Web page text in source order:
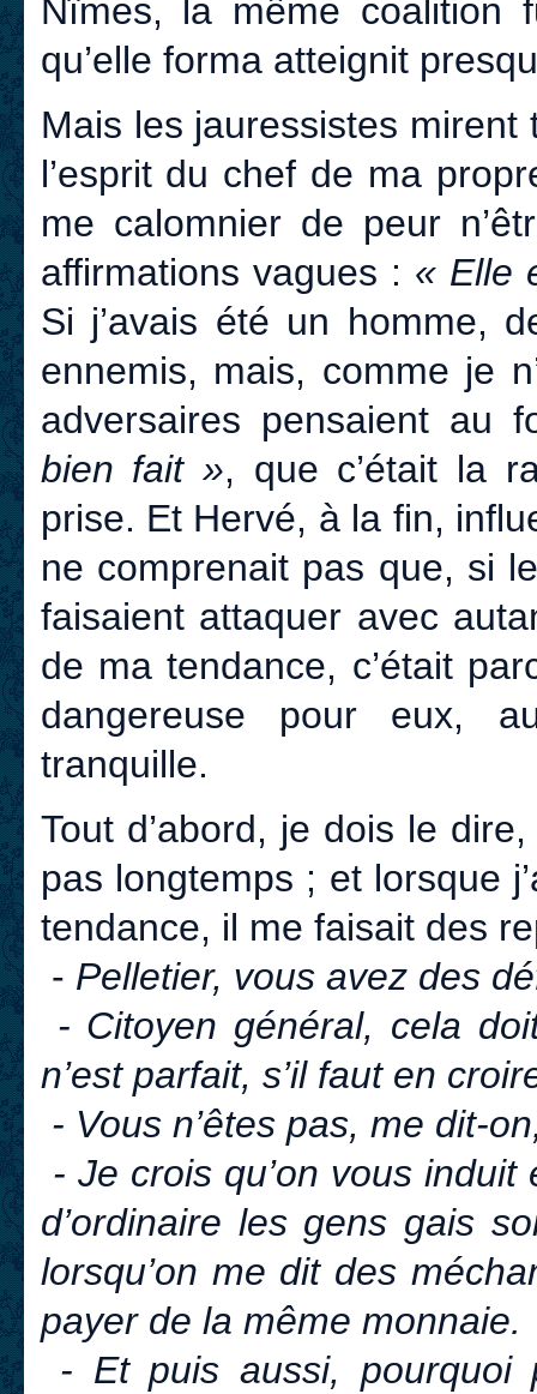
Nîmes, la même coalition
qu’elle forma atteignit
Mais les jauressistes
l’esprit du chef de ma
me calomnier de peur
affirmations vagues : « Elle
Si j’avais été un homme,
ennemis, mais, comme je
adversaires pensaient au
bien fait », que c’était la
prise. Et Hervé, à la fin,
ne comprenait pas que, si
faisaient attaquer avec
de ma tendance, c’était
dangereuse pour eux,
tranquille.
Tout d’abord, je dois le
pas longtemps ; et lorsque
tendance, il me faisait des
- Pelletier, vous avez des
- Citoyen général, cela
n’est parfait, s’il faut en
- Vous n’êtes pas, me dit-
- Je crois qu’on vous
d’ordinaire les gens gais
lorsqu’on me dit des
payer de la même monnaie.
- Et puis aussi, pourquoi